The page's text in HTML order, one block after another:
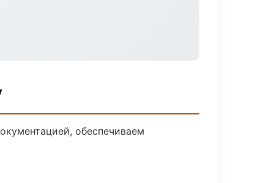
обеспечиваем